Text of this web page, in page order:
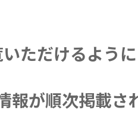
ただけるよう
報が順次掲載さ